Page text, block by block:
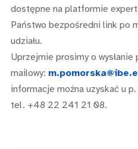
dostępne na platformie
Państwo bezpośredni link po
udziału.
Uprzejmie prosimy o
mailowy:
informacje można uzyskać u
tel. +48 22 241 21 08.